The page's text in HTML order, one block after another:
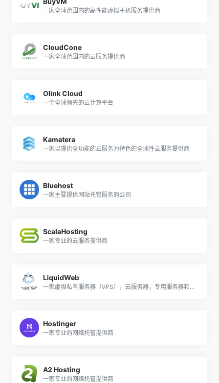
一家全球范围内的高性能虚拟主机服务提供商
CloudCone
一家全球范围内的云服务提供商
Olink Cloud
一个全球领先的云计算平台
Kamatera
一家以提供全功能的云服务为特色的全球性云服务提供商
Bluehost
一家主要提供网站托管服务的公司
ScalaHosting
一家专业的云服务提供商
LiquidWeb
一家虚拟私有服务器（VPS），云服务器，专用服务器和基础架构即服务（IaaS）提供商
Hostinger
一家专业的网络托管提供商
A2 Hosting
一家专业的网络托管提供商